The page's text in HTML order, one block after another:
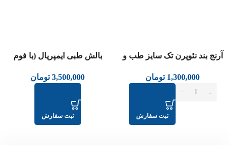
آرنج بند نئوپرن تک سایز طب و
1,300,000 تومان
ثبت سفارش
بالش طبی ایمپریال (با فوم
51300
3,500,000 تومان
ثبت سفارش